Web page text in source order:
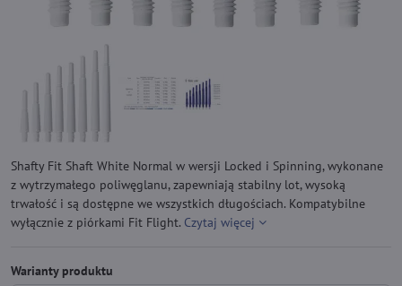
Shafty Fit Shaft White Normal w wersji Locked i Spinning, wykonane
z wytrzymałego poliwęglanu, zapewniają stabilny lot, wysoką
trwałość i są dostępne we wszystkich długościach. Kompatybilne
wyłącznie z piórkami Fit Flight. Czytaj więcej
Warianty produktu